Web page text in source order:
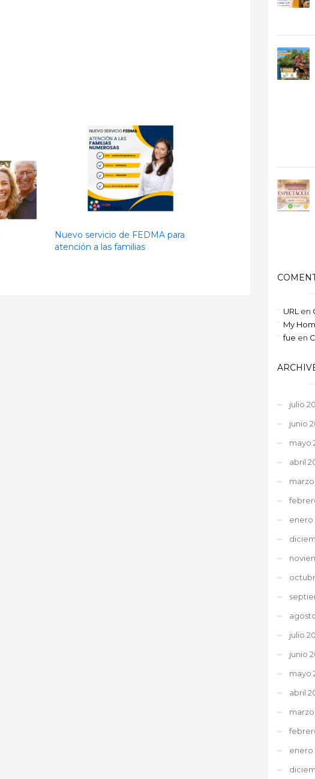
Nuevo servicio de FEDMA para
atención a las familias
URL en
My
fue en
julio
junio
mayo
abril
enero
julio
junio
mayo
abril
enero